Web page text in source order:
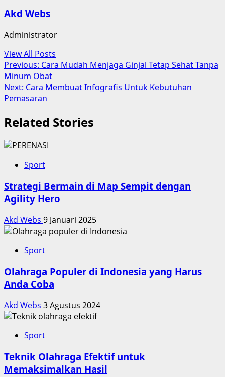
Akd Webs
Administrator
View All Posts
Post
navigation
Previous: Cara Mudah Menjaga Ginjal Tetap Sehat Tanpa
Minum Obat
Next: Cara Membuat Infografis Untuk Kebutuhan
Pemasaran
Related Stories
Sport
Strategi Bermain di Map Sempit dengan
Agility Hero
Akd Webs 9 Januari 2025
Sport
Olahraga Populer di Indonesia yang Harus
Anda Coba
Akd Webs 3 Agustus 2024
Sport
Teknik Olahraga Efektif untuk
Memaksimalkan Hasil